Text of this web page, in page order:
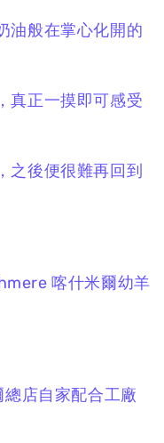
油般在掌心化開的
真正一摸即可感受
之後便很難再回到
喀什米爾幼羊
店自家配合工廠